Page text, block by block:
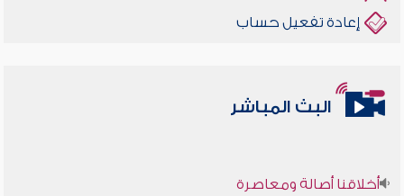
إعادة تفعيل حساب
البث المباشر
أخلاقنا أصالة ومعاصرة